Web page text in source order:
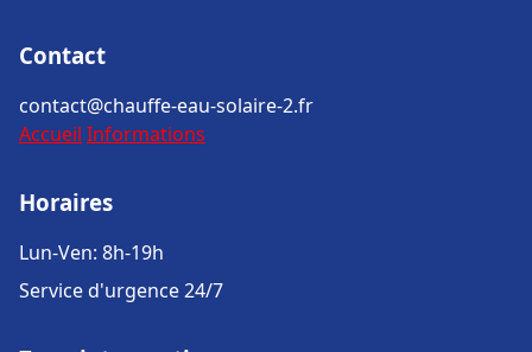
Contact
contact@chauffe-eau-solaire-2.fr
Accueil Informations
Horaires
Lun-Ven: 8h-19h
Service d'urgence 24/7